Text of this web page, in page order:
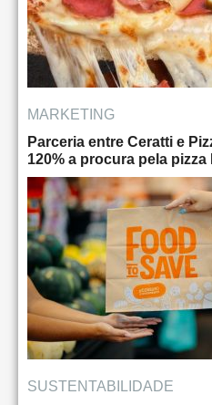
MARKETING
Parceria entre Ceratti e
120% a procura pela
SUSTENTABILIDADE